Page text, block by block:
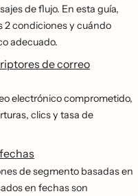
de flujo. En esta guía,
2 condiciones y cuándo
adecuado.
de correo
electrónico comprometido,
clics y tasa de
de segmento basadas en
en fechas son